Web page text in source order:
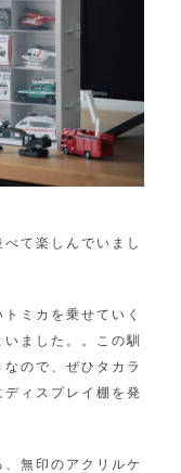
て楽しんでいまし
ミカを乗せていく
ました。。この馴
ので、ぜひタカラ
ィスプレイ棚を発
無印のアクリルケ